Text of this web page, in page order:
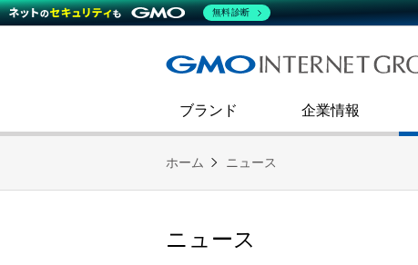
ブランド
企業情報
会社概要
技術ブログ
インターネットセキュリティ事業
コミュニケーション
ダイバーシティ＆インクルージ
熊谷正寿が語るグループ成長戦略
財務・業績
第二新卒採用
ホーム ニュース
ニュース
無料診断